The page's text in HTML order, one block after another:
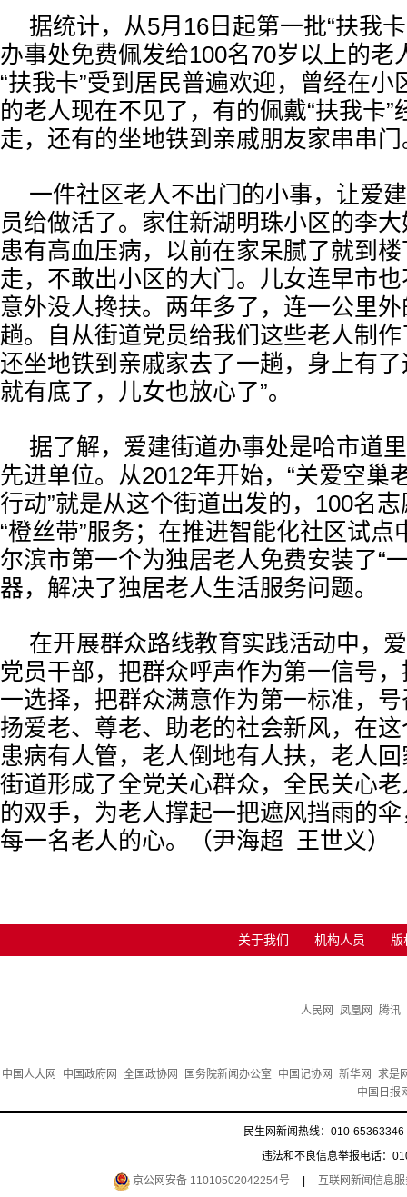
据统计，从5月16日起第一批“扶我
办事处免费佩发给100名70岁以上的老
“扶我卡”受到居民普遍欢迎，曾经在小
的老人现在不见了，有的佩戴“扶我卡”
走，还有的坐地铁到亲戚朋友家串串门
一件社区老人不出门的小事，让爱
员给做活了。家住新湖明珠小区的李
患有高血压病，以前在家呆腻了就到
走，不敢出小区的大门。儿女连早市
意外没人搀扶。两年多了，连一公里
趟。自从街道党员给我们这些老人制作
还坐地铁到亲戚家去了一趟，身上有
就有底了，儿女也放心了”。
据了解，爱建街道办事处是哈市道
先进单位。从2012年开始，“关爱空巢
行动”就是从这个街道出发的，100名
“橙丝带”服务；在推进智能化社区试点
尔滨市第一个为独居老人免费安装了“
器，解决了独居老人生活服务问题。
在开展群众路线教育实践活动中，
党员干部，把群众呼声作为第一信号
一选择，把群众满意作为第一标准，
扬爱老、尊老、助老的社会新风，在
患病有人管，老人倒地有人扶，老人
街道形成了全党关心群众，全民关心
的双手，为老人撑起一把遮风挡雨的
每一名老人的心。（尹海超 王世义）
关于我们 机构人员 版
人民网 凤凰网 腾讯
中国人大网 中国政府网 全国政协网 国务院新闻办公室 中国记协网 新华网
求是
中国日报
民生网新闻热线：010-
违法和不良信息举报电话：
京公网安备 11010502042254号
互联网新闻信息